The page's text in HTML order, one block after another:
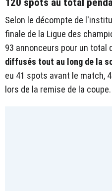
120 spots au total
Selon le décompte de
finale de la Ligue des
93 annonceurs pour un total
diffusés tout au long de la
eu 41 spots avant le match,
lors de la remise de la coupe.